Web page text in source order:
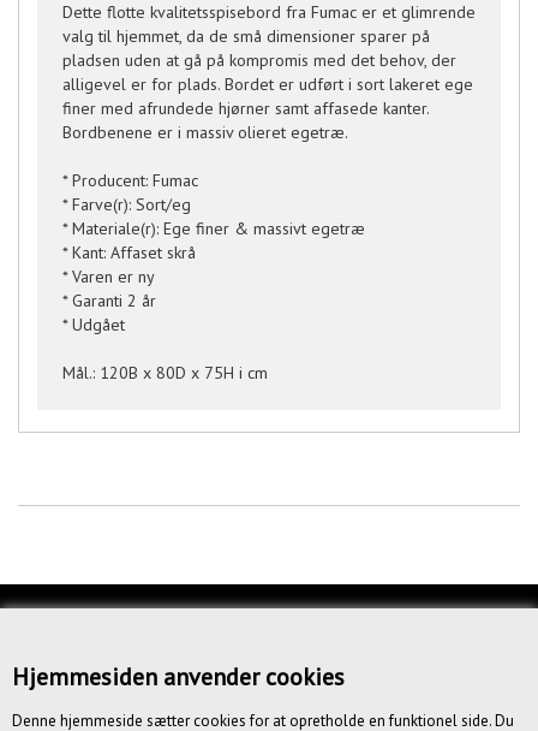
Hjemmesiden anvender cookies
Denne hjemmeside sætter cookies for at opretholde en funktionel side. Du
Dette flotte kvalitetsspisebord fra Fumac er et glimrende
valg til hjemmet, da de små dimensioner sparer på
pladsen uden at gå på kompromis med det behov, der
alligevel er for plads. Bordet er udført i sort lakeret ege
finer med afrundede hjørner samt affasede kanter.
Bordbenene er i massiv olieret egetræ.
* Producent: Fumac
* Farve(r): Sort/eg
* Materiale(r): Ege finer & massivt egetræ
* Kant: Affaset skrå
* Varen er ny
* Garanti 2 år
* Udgået
Mål.: 120B x 80D x 75H i cm
OM OS
BETINGELSER